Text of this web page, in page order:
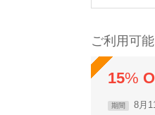
ご利用可
15%
期間 8月